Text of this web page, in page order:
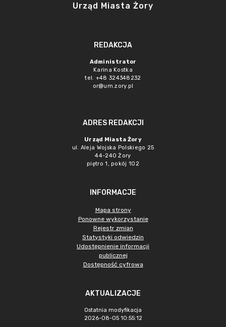
Urząd Miasta Żory
REDAKCJA
Administrator
Karina Kostka
tel. +48 324348232
or@um.zory.pl
ADRES REDAKCJI
Urząd Miasta Żory
ul. Aleja Wojska Polskiego 25
44-240 Żory
piętro 1, pokój 102
INFORMACJE
Mapa strony
Ponowne wykorzystanie
Rejestr zmian
Statystyki odwiedzin
Udostępnienie informacji
publicznej
Dostępność cyfrowa
AKTUALIZACJE
Ostatnia modyfikacja
2026-08-05 10:55:12